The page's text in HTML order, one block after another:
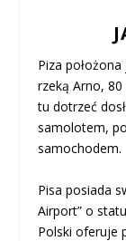
Piza
rzeką Arno,
tu dotrzeć
samolotem,
samochodem.
Pisa posiada
Airport” o
Polski oferuje